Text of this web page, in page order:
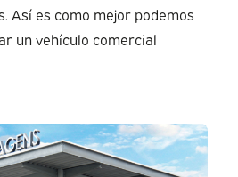
Así es como mejor podemos
un vehículo comercial